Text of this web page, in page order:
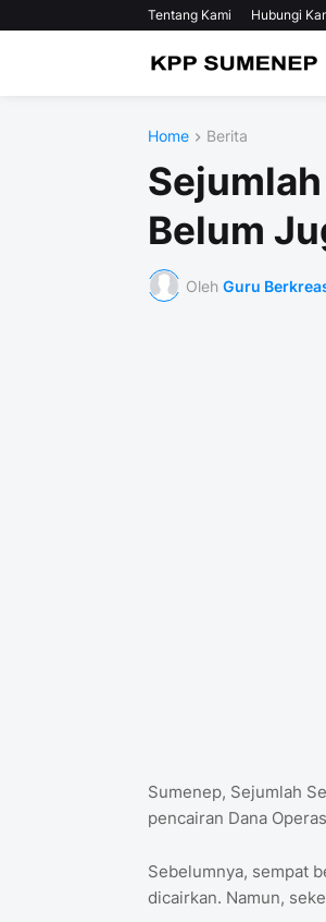
Tentang Kami Hubungi
Home Berita
Belum
Oleh Guru
Sumenep, Sejumlah
pencairan Dana
Sebelumnya, sempat
dicairkan. Namun,